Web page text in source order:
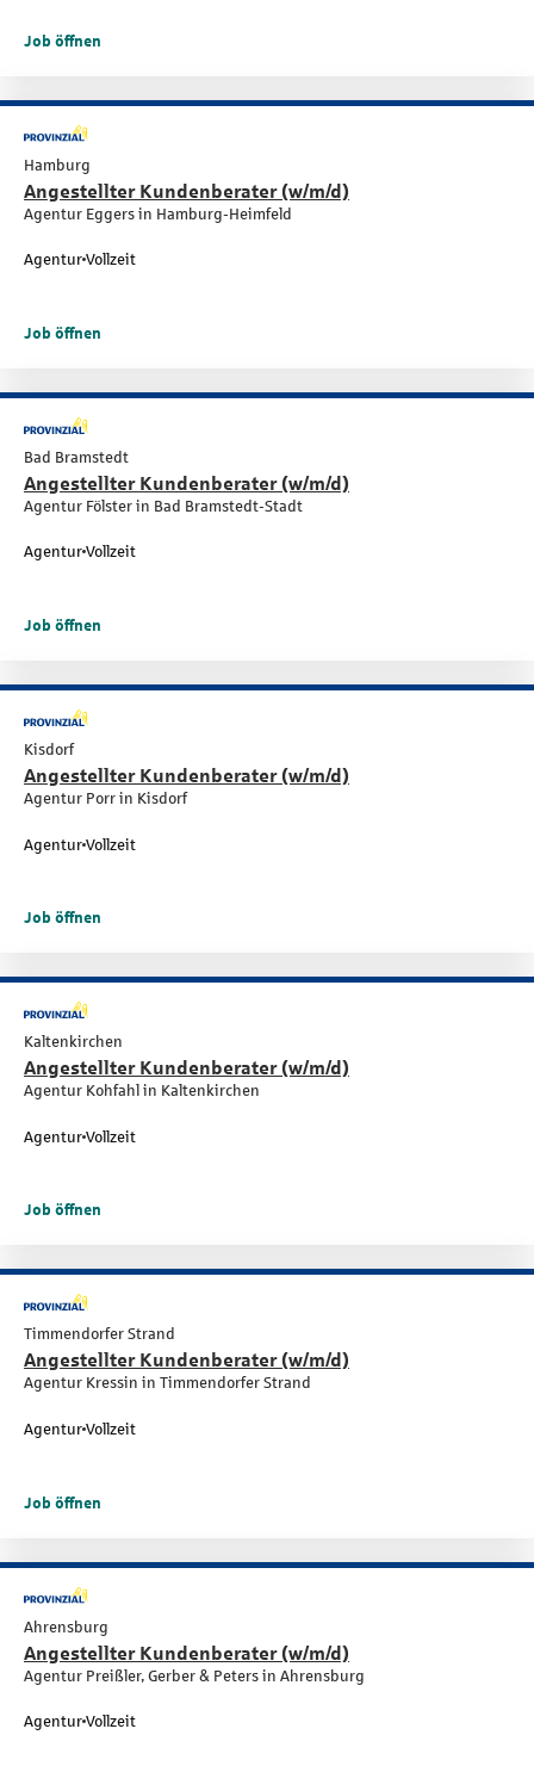
Job öffnen
Hamburg
Angestellter Kundenberater (w/m/d)
Agentur Eggers in Hamburg-Heimfeld
Agentur Vollzeit
Job öffnen
Bad Bramstedt
Angestellter Kundenberater (w/m/d)
Agentur Fölster in Bad Bramstedt-Stadt
Agentur Vollzeit
Job öffnen
Kisdorf
Angestellter Kundenberater (w/m/d)
Agentur Porr in Kisdorf
Agentur Vollzeit
Job öffnen
Kaltenkirchen
Angestellter Kundenberater (w/m/d)
Agentur Kohfahl in Kaltenkirchen
Agentur Vollzeit
Job öffnen
Timmendorfer Strand
Angestellter Kundenberater (w/m/d)
Agentur Kressin in Timmendorfer Strand
Agentur Vollzeit
Job öffnen
Ahrensburg
Angestellter Kundenberater (w/m/d)
Agentur Preißler, Gerber & Peters in Ahrensburg
Agentur Vollzeit